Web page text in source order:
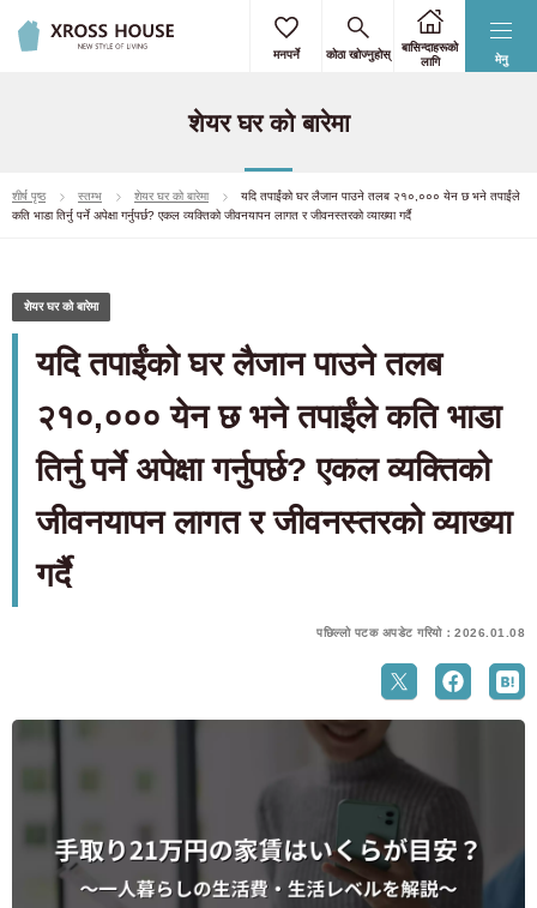
मेनु
मनपर्ने कोठा खोज्नुहोस्
बासिन्दाहरूको
लागि
शेयर घर को बारेमा
शीर्ष पृष्ठ स्तम्भ शेयर घर को बारेमा
यदि तपाईंको घर लैजान पाउने तलब २१०,००० येन छ भने तपाईंले
कति भाडा तिर्नु पर्ने अपेक्षा गर्नुपर्छ? एकल व्यक्तिको जीवनयापन लागत र जीवनस्तरको व्याख्या गर्दै
शेयर घर को बारेमा
यदि तपाईंको घर लैजान पाउने तलब
२१०,००० येन छ भने तपाईंले कति भाडा
तिर्नु पर्ने अपेक्षा गर्नुपर्छ? एकल व्यक्तिको
जीवनयापन लागत र जीवनस्तरको व्याख्या
गर्दै
पछिल्लो पटक अपडेट गरियो：2026.01.08